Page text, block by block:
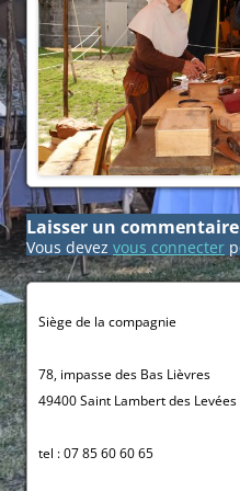
Laisser un commentaire
Vous devez vous connecter
Siège de la compagnie
78, impasse des Bas Lièvres
49400 Saint Lambert des Levées
tel : 07 85 60 60 65